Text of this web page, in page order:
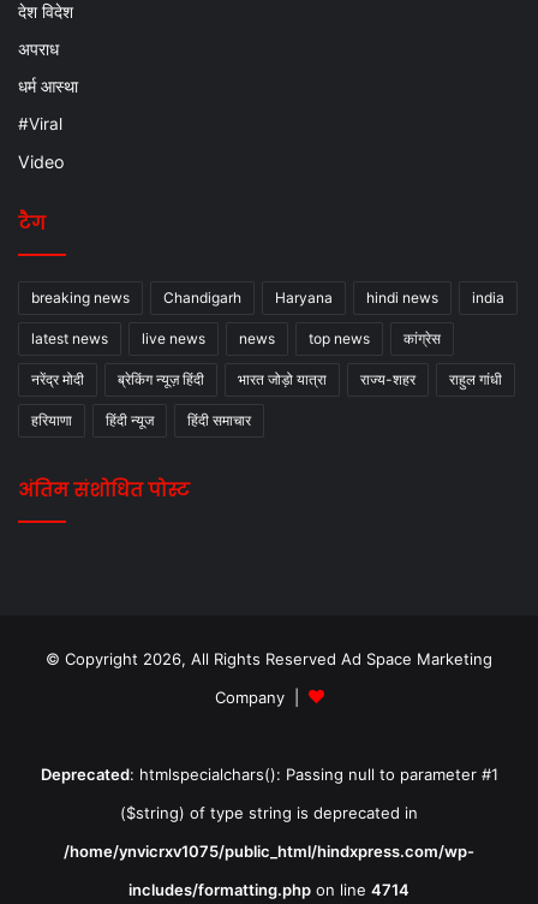
देश विदेश
अपराध
धर्म आस्था
#Viral
Video
टैग
breaking news Chandigarh Haryana hindi news india
latest news live news news top news कांग्रेस
नरेंद्र मोदी ब्रेकिंग न्यूज़ हिंदी भारत जोड़ो यात्रा राज्य-शहर राहुल गांधी
हरियाणा हिंदी न्यूज हिंदी समाचार
अंतिम संशोधित पोस्ट
© Copyright 2026, All Rights Reserved Ad Space Marketing
Company |
Deprecated: htmlspecialchars(): Passing null to parameter #1
($string) of type string is deprecated in
/home/ynvicrxv1075/public_html/hindxpress.com/wp-
includes/formatting.php on line 4714